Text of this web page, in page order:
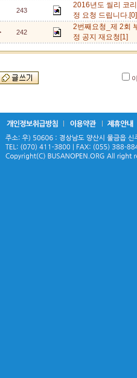
243
2016년도 씰리 코
정 요청 드립니다
242
2번째요청_제 2회
정 공지 재요청[1]